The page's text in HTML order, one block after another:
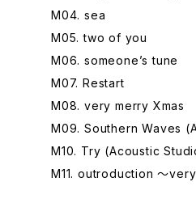
M04. sea
M05. two of you
M06. someone’s tune
M07. Restart
M08. very merry Xmas
M09. Southern Waves
M10. Try (Acoustic
M11. outroduction ～